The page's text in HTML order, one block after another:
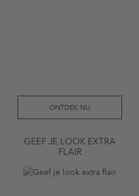
ONTDEK NU
GEEF JE LOOK EXTRA
FLAIR